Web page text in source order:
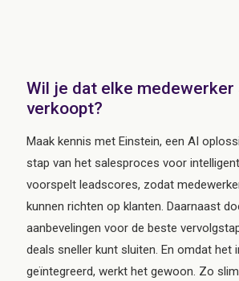
Wil je dat elke medewerker
verkoopt?
Maak kennis met Einstein, een AI
stap van het salesproces voor
voorspelt leadscores, zodat
kunnen richten op klanten. Daarnaast
aanbevelingen voor de beste
deals sneller kunt sluiten. En omdat het
geïntegreerd, werkt het gewoon. Zo